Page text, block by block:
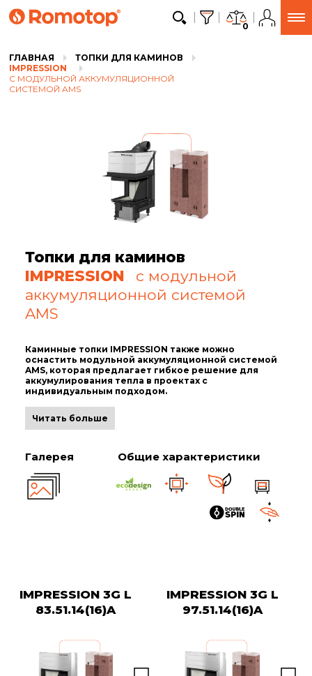
0
ГЛАВНАЯ
ТОПКИ ДЛЯ КАМИНОВ
IMPRESSION
С МОДУЛЬНОЙ АККУМУЛЯЦИОННОЙ
СИСТЕМОЙ AMS
Топки для каминов
IMPRESSION
с модульной
аккумуляционной системой
AMS
Каминные топки IMPRESSION также можно
оснастить модульной аккумуляционной системой
AMS, которая предлагает гибкое решение для
аккумулирования тепла в проектах с
индивидуальным подходом.
Читать больше
Галерея Общие характеристики
IMPRESSION 3G L
83.51.14(16)A
IMPRESSION 3G L
97.51.14(16)A